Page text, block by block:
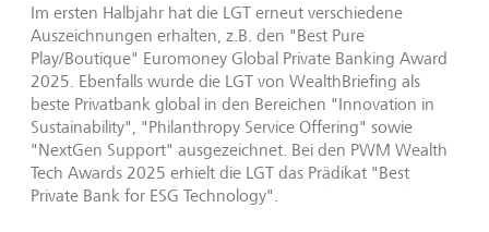
Im ersten Halbjahr hat die LGT erneut verschiedene
Auszeichnungen erhalten, z.B. den "Best Pure
Play/Boutique" Euromoney Global Private Banking Award
2025. Ebenfalls wurde die LGT von WealthBriefing als
beste Privatbank global in den Bereichen "Innovation in
Sustainability", "Philanthropy Service Offering" sowie
"NextGen Support" ausgezeichnet. Bei den PWM Wealth
Tech Awards 2025 erhielt die LGT das Prädikat "Best
Private Bank for ESG Technology".